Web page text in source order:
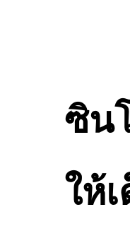
ซิน
ให้